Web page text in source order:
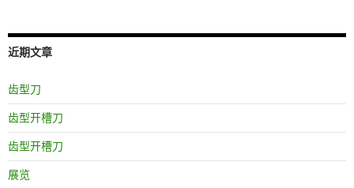
近期文章
齿型刀
齿型开槽刀
齿型开槽刀
展览